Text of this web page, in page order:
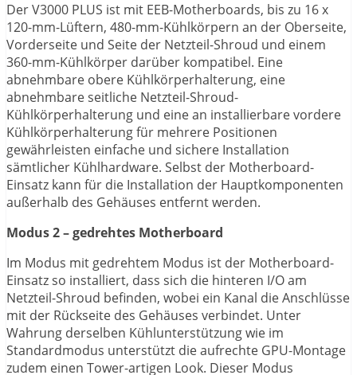
Der V3000 PLUS ist mit EEB-Motherboards, bis zu 16 x
120-mm-Lüftern, 480-mm-Kühlkörpern an der Oberseite,
Vorderseite und Seite der Netzteil-Shroud und einem
360-mm-Kühlkörper darüber kompatibel. Eine
abnehmbare obere Kühlkörperhalterung, eine
abnehmbare seitliche Netzteil-Shroud-
Kühlkörperhalterung und eine an installierbare vordere
Kühlkörperhalterung für mehrere Positionen
gewährleisten einfache und sichere Installation
sämtlicher Kühlhardware. Selbst der Motherboard-
Einsatz kann für die Installation der Hauptkomponenten
außerhalb des Gehäuses entfernt werden.
Modus 2 – gedrehtes Motherboard
Im Modus mit gedrehtem Modus ist der Motherboard-
Einsatz so installiert, dass sich die hinteren I/O am
Netzteil-Shroud befinden, wobei ein Kanal die Anschlüsse
mit der Rückseite des Gehäuses verbindet. Unter
Wahrung derselben Kühlunterstützung wie im
Standardmodus unterstützt die aufrechte GPU-Montage
zudem einen Tower-artigen Look. Dieser Modus